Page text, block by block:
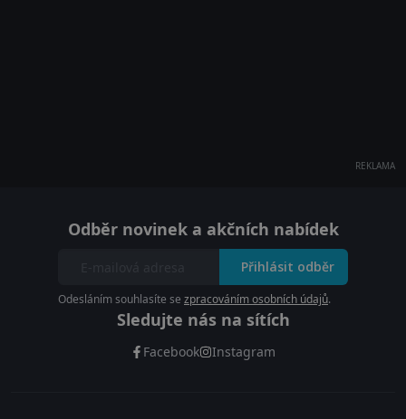
REKLAMA
Odběr novinek a akčních nabídek
Přihlásit odběr
Odesláním souhlasíte se zpracováním osobních údajů.
Sledujte nás na sítích
Facebook Instagram